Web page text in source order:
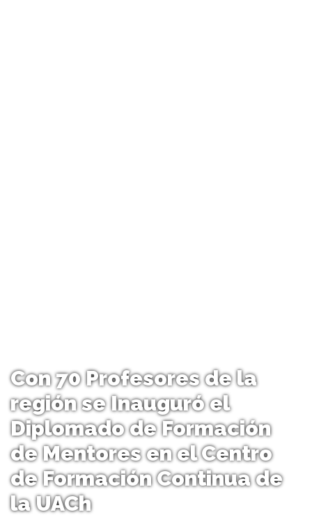
Con 70 Profesores de la
región se Inauguró el
Diplomado de Formación
de Mentores en el Centro
de Formación Continua de
la UACh